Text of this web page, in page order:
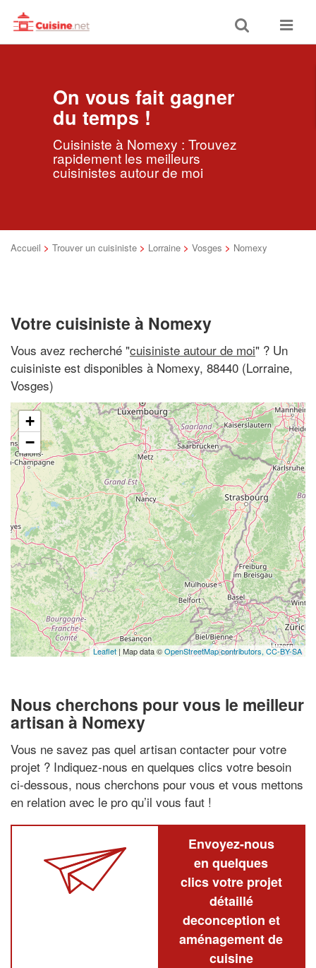
Toggle
search
Toggle
On vous fait gagner
du temps !
Cuisiniste à Nomexy : Trouvez
rapidement les meilleurs
cuisinistes autour de moi
Accueil > Trouver un cuisiniste > Lorraine > Vosges > Nomexy
Votre cuisiniste à Nomexy
Vous avez recherché "cuisiniste autour de moi" ? Un
cuisiniste est disponibles à Nomexy, 88440 (Lorraine,
Vosges)
+
−
Leaflet | Map data ©OpenStreetMap contributors, CC-BY-SA
Nous cherchons pour vous le meilleur
artisan à Nomexy
Vous ne savez pas quel artisan contacter pour votre
projet ? Indiquez-nous en quelques clics votre besoin
ci-dessous, nous cherchons pour vous et vous mettons
en relation avec le pro qu’il vous faut !
Envoyez-nous
en quelques
clics votre projet
détaillé
deconception et
aménagement de
cuisine